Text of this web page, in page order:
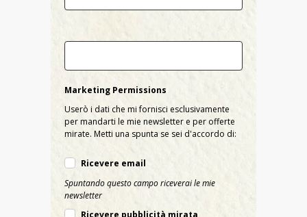
Marketing Permissions
Userò i dati che mi fornisci esclusivamente
per mandarti le mie newsletter e per offerte
mirate. Metti una spunta se sei d'accordo di:
Ricevere email
Spuntando questo campo riceverai le mie
newsletter
Ricevere pubblicità mirata